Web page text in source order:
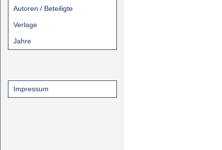
Autoren / Beteiligte
Verlage
Jahre
Impressum